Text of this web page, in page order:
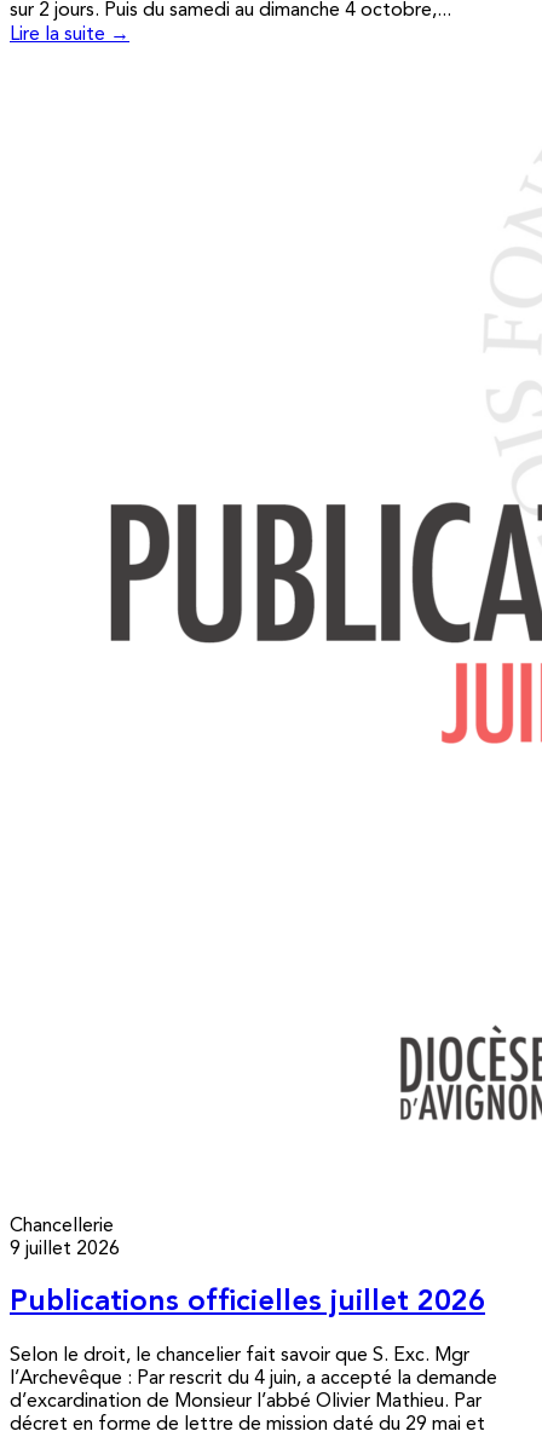
sur 2 jours. Puis du samedi au dimanche 4 octobre,...
Lire la suite →
Chancellerie
9 juillet 2026
Publications officielles juillet 2026
Selon le droit, le chancelier fait savoir que S. Exc. Mgr
l’Archevêque : Par rescrit du 4 juin, a accepté la demande
d’excardination de Monsieur l’abbé Olivier Mathieu. Par
décret en forme de lettre de mission daté du 29 mai et